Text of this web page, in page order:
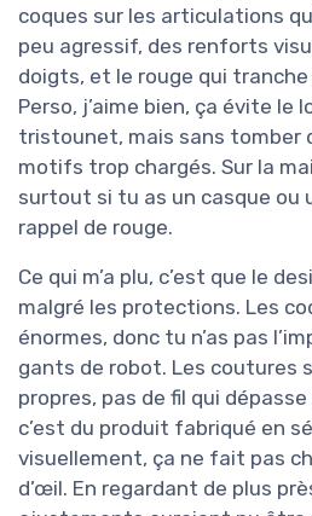
coques sur les articulations
peu agressif, des renforts
doigts, et le rouge qui tranche
Perso, j’aime bien, ça évite le
tristounet, mais sans tomber
motifs trop chargés. Sur la
surtout si tu as un casque ou
rappel de rouge.
Ce qui m’a plu, c’est que le
malgré les protections. Les
énormes, donc tu n’as pas
gants de robot. Les coutures
propres, pas de fil qui
c’est du produit fabriqué en
visuellement, ça ne fait pas
d’œil. En regardant de plus